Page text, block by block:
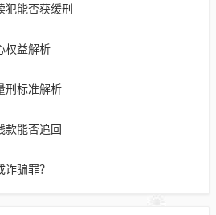
犯能否获缓刑
权益解析
刑标准解析
款能否追回
骗罪？